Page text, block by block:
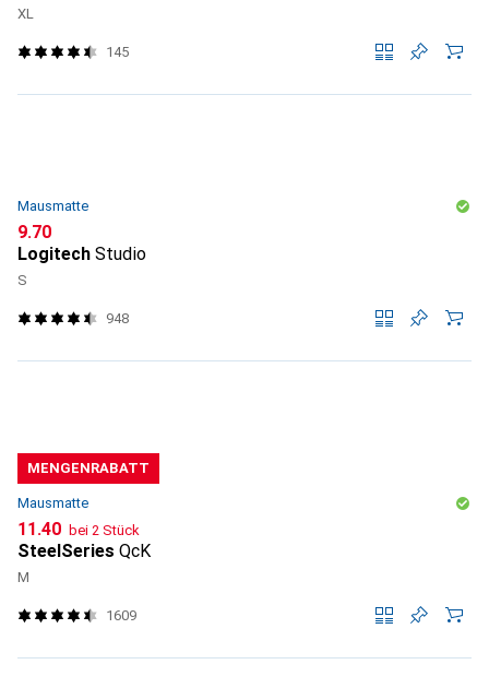
XL
145
Mausmatte
CHF
9.70
Logitech Studio
S
948
MENGENRABATT
Mausmatte
CHF
11.40 bei 2 Stück
SteelSeries QcK
M
1609